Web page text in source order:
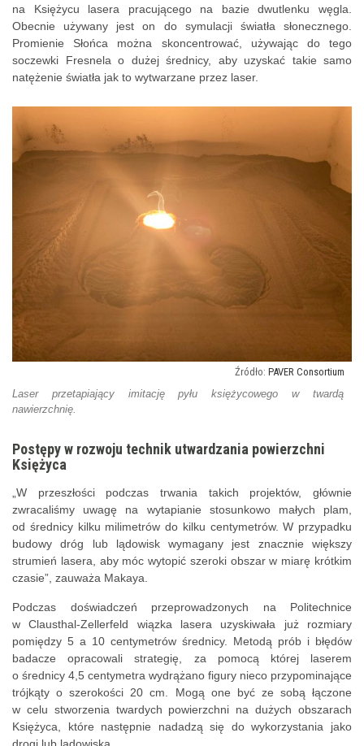
na Księżycu lasera pracującego na bazie dwutlenku węgla.
Obecnie używany jest on do symulacji światła słonecznego.
Promienie Słońca można skoncentrować, używając do tego
soczewki Fresnela o dużej średnicy, aby uzyskać takie samo
natężenie światła jak to wytwarzane przez laser.
PAVER Consortium
Laser przetapiający imitację pyłu księżycowego w twardą
nawierzchnię.
Postępy w rozwoju technik utwardzania powierzchni
Księżyca
„W przeszłości podczas trwania takich projektów, głównie
zwracaliśmy uwagę na wytapianie stosunkowo małych plam,
od średnicy kilku milimetrów do kilku centymetrów. W przypadku
budowy dróg lub lądowisk wymagany jest znacznie większy
strumień lasera, aby móc wytopić szeroki obszar w miarę krótkim
czasie”, zauważa Makaya.
Podczas doświadczeń przeprowadzonych na Politechnice
w Clausthal-Zellerfeld wiązka lasera uzyskiwała już rozmiary
pomiędzy 5 a 10 centymetrów średnicy. Metodą prób i błędów
badacze opracowali strategię, za pomocą której laserem
o średnicy 4,5 centymetra wydrążano figury nieco przypominające
trójkąty o szerokości 20 cm. Mogą one być ze sobą łączone
w celu stworzenia twardych powierzchni na dużych obszarach
Księżyca, które następnie nadadzą się do wykorzystania jako